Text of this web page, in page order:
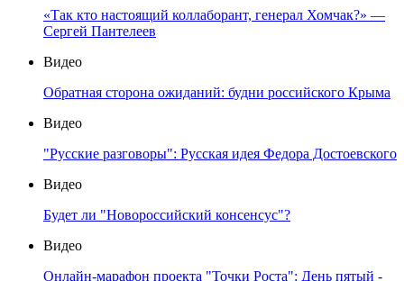
«Так кто настоящий коллаборант, генерал Хомчак?» —
Сергей Пантелеев
Видео
Обратная сторона ожиданий: будни российского Крыма
Видео
"Русские разговоры": Русская идея Федора Достоевского
Видео
Будет ли "Новороссийский консенсус"?
Видео
Онлайн-марафон проекта "Точки Роста": День пятый -